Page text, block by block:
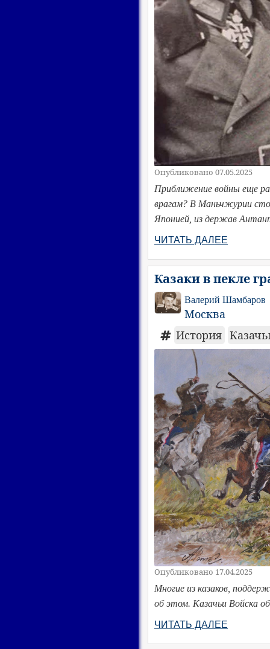
Опубликовано 07.05.2025
Приближение войны еще
врагам? В Маньчжурии
Японией, из держав
ЧИТАТЬ ДАЛЕЕ
Казаки в пекле
Валерий Шамбаров
Москва
История
Опубликовано 17.04.2025
Многие из казаков,
об этом. Казачьи Войска
ЧИТАТЬ ДАЛЕЕ